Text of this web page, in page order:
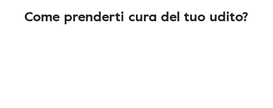
Come prenderti cura del tuo udito?